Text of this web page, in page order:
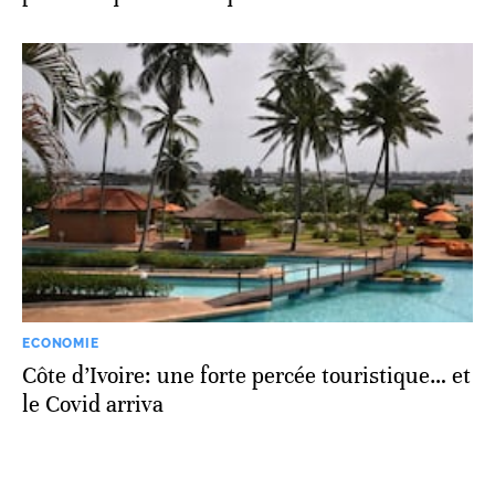
ECONOMIE
Côte d’Ivoire: une forte percée touristique… et
le Covid arriva